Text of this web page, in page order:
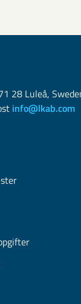
28 Luleå,
info@lkab.com